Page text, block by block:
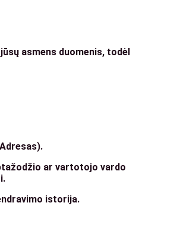
asmens duomenis, todėl
ar vartotojo vardo
istorija.